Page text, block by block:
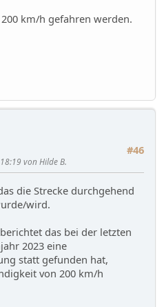
km/h gefahren werden.
#46
von Hilde B.
die Strecke durchgehend
wird.
das bei der letzten
2023 eine
statt gefunden hat,
von 200 km/h